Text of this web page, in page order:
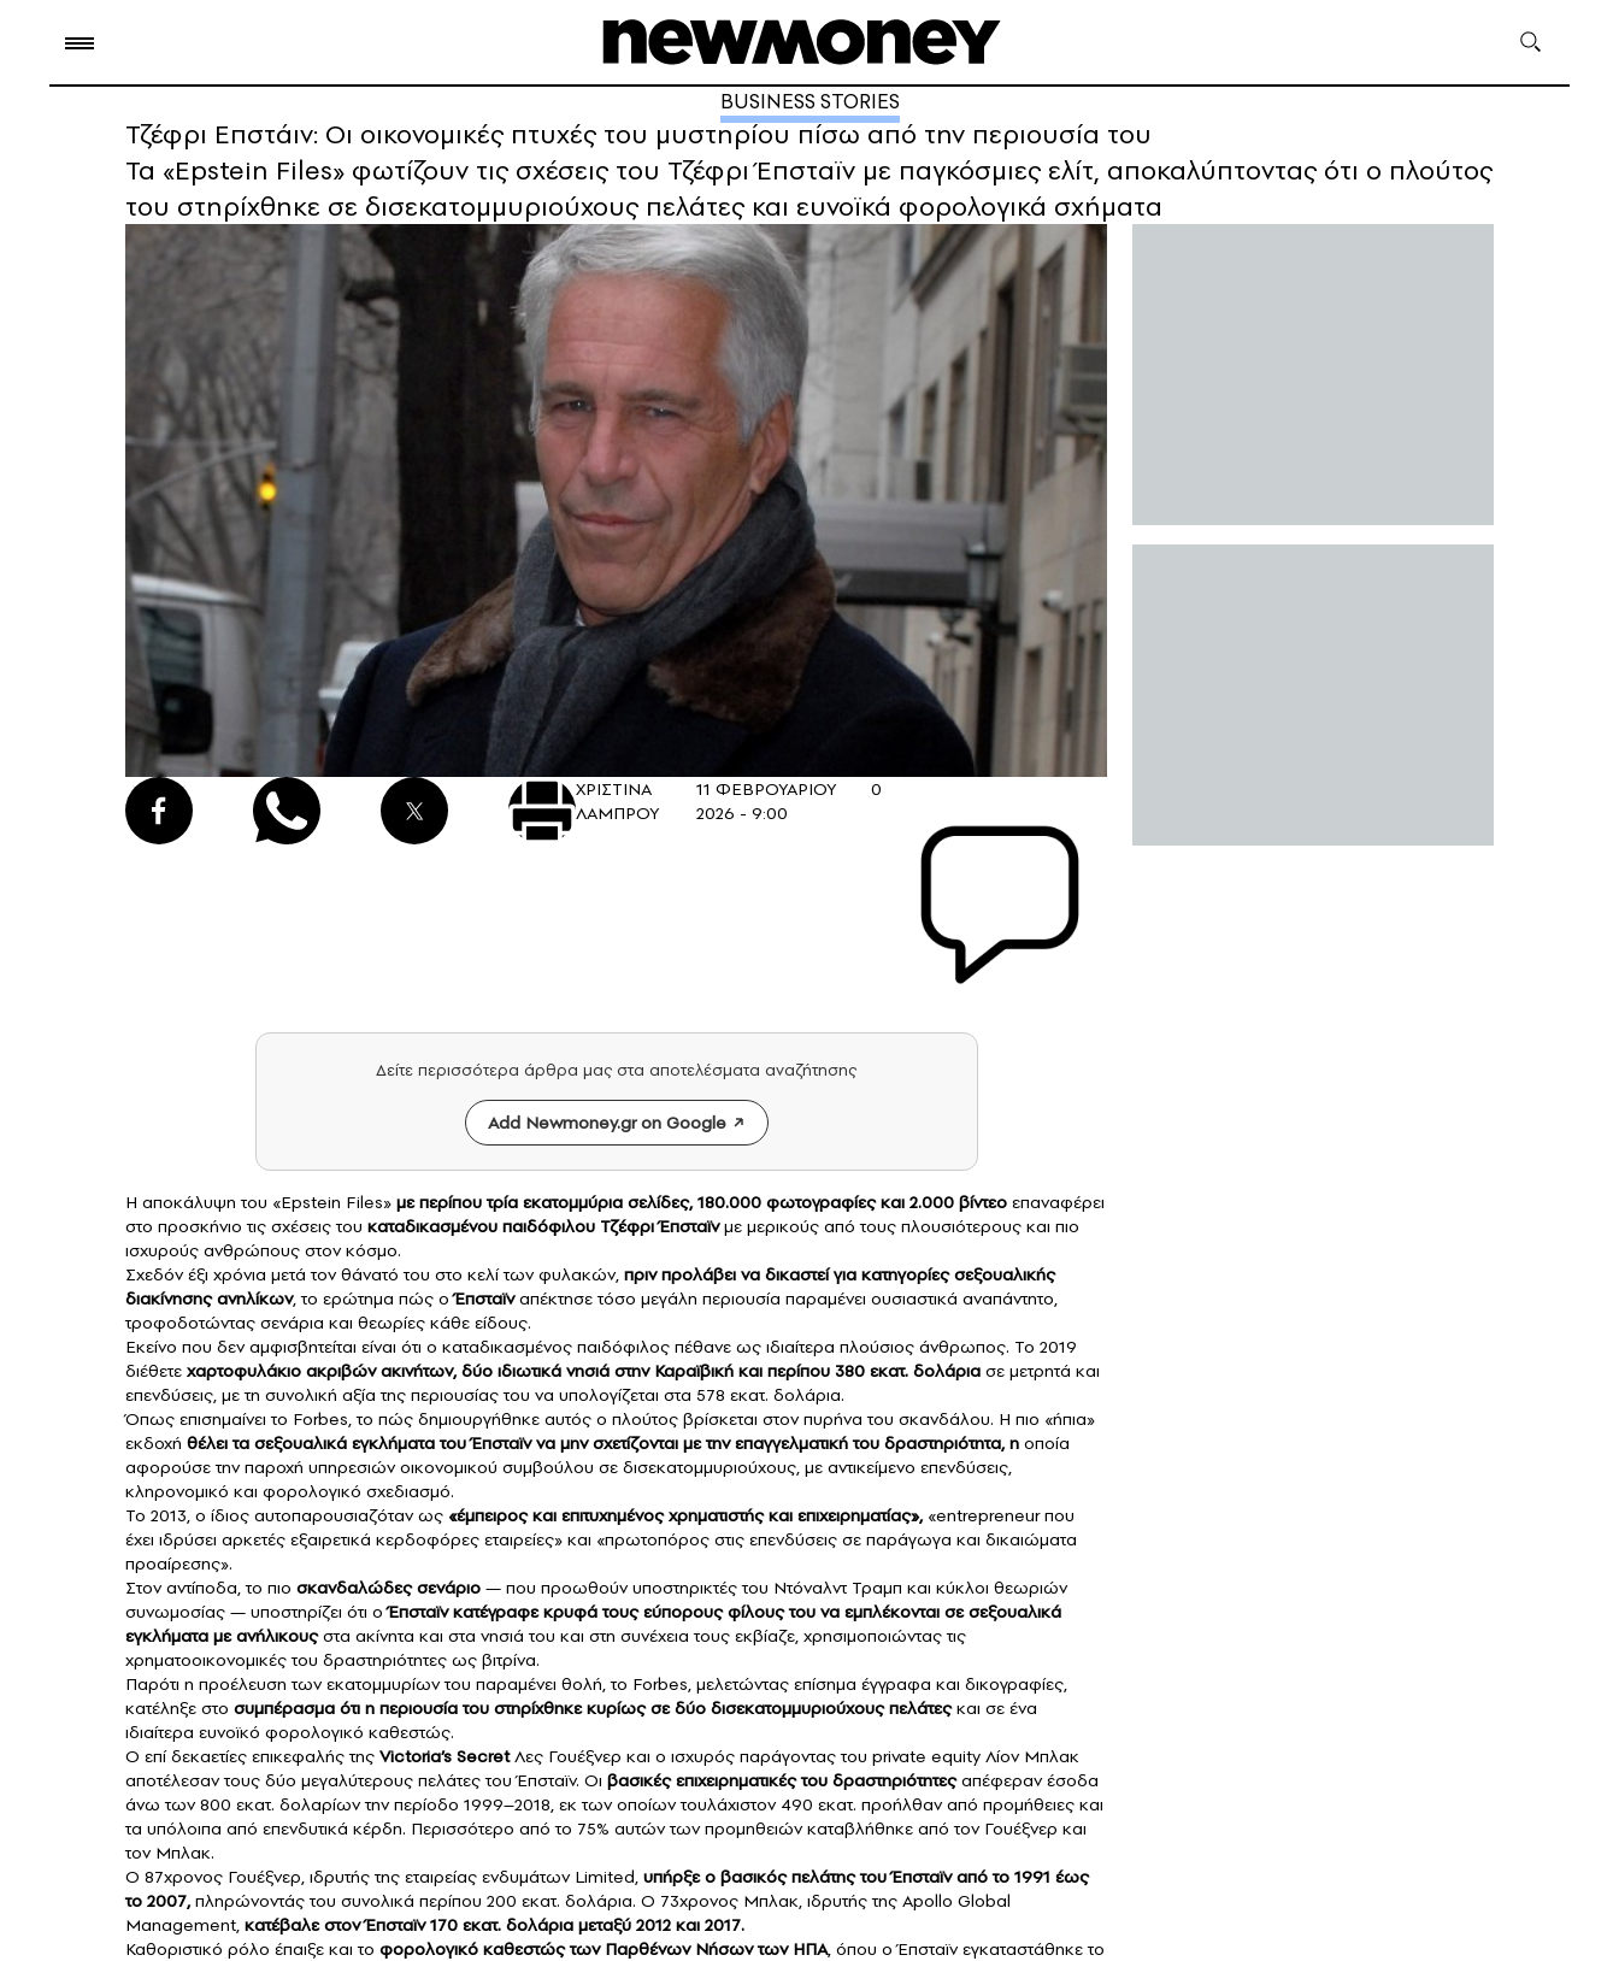
BUSINESS STORIES
Τζέφρι Επστάιν: Οι οικονομικές πτυχές του μυστηρίου πίσω από την περιουσία του
Τα «Epstein Files» φωτίζουν τις σχέσεις του Τζέφρι Έπσταϊν με παγκόσμιες ελίτ, αποκαλύπτοντας ότι ο πλούτος
του στηρίχθηκε σε δισεκατομμυριούχους πελάτες και ευνοϊκά φορολογικά σχήματα
ΧΡΙΣΤΙΝΑ
ΛΑΜΠΡΟΥ
11 ΦΕΒΡΟΥΑΡΙΟΥ
2026 - 9:00
0
Δείτε περισσότερα άρθρα μας στα αποτελέσματα αναζήτησης
Add Newmoney.gr on Google
Η αποκάλυψη του «Epstein Files» με περίπου τρία εκατομμύρια σελίδες, 180.000 φωτογραφίες και 2.000 βίντεο επαναφέρει
στο προσκήνιο τις σχέσεις του καταδικασμένου παιδόφιλου Τζέφρι Έπσταϊνμε μερικούς από τους πλουσιότερους και πιο
ισχυρούς ανθρώπους στον κόσμο.
Σχεδόν έξι χρόνια μετά τον θάνατό του στο κελί των φυλακών, πριν προλάβει να δικαστεί για κατηγορίες σεξουαλικής
διακίνησης ανηλίκων, το ερώτημα πώς οΈπσταϊναπέκτησε τόσο μεγάλη περιουσία παραμένει ουσιαστικά αναπάντητο,
τροφοδοτώντας σενάρια και θεωρίες κάθε είδους.
Εκείνο που δεν αμφισβητείται είναι ότι ο καταδικασμένος παιδόφιλος πέθανε ως ιδιαίτερα πλούσιος άνθρωπος. Το 2019
διέθετε χαρτοφυλάκιο ακριβών ακινήτων, δύο ιδιωτικά νησιά στην Καραϊβική και περίπου 380 εκατ. δολάρια σε μετρητά και
επενδύσεις, με τη συνολική αξία της περιουσίας του να υπολογίζεται στα 578 εκατ. δολάρια.
Όπως επισημαίνει το Forbes, το πώς δημιουργήθηκε αυτός ο πλούτος βρίσκεται στον πυρήνα του σκανδάλου. Η πιο «ήπια»
εκδοχή θέλει τα σεξουαλικά εγκλήματα του Έπσταϊν να μην σχετίζονται με την επαγγελματική του δραστηριότητα, η οποία
αφορούσε την παροχή υπηρεσιών οικονομικού συμβούλου σε δισεκατομμυριούχους, με αντικείμενο επενδύσεις,
κληρονομικό και φορολογικό σχεδιασμό.
Το 2013, ο ίδιος αυτοπαρουσιαζόταν ως «έμπειρος και επιτυχημένος χρηματιστής και επιχειρηματίας»,«entrepreneur που
έχει ιδρύσει αρκετές εξαιρετικά κερδοφόρες εταιρείες» και «πρωτοπόρος στις επενδύσεις σε παράγωγα και δικαιώματα
προαίρεσης».
Στον αντίποδα, το πιο σκανδαλώδες σενάριο — που προωθούν υποστηρικτές του Ντόναλντ Τραμπ και κύκλοι θεωριών
συνωμοσίας — υποστηρίζει ότι οΈπσταϊνκατέγραφε κρυφά τους εύπορους φίλους του να εμπλέκονται σε σεξουαλικά
εγκλήματα με ανήλικουςστα ακίνητα και στα νησιά του και στη συνέχεια τους εκβίαζε, χρησιμοποιώντας τις
χρηματοοικονομικές του δραστηριότητες ως βιτρίνα.
Παρότι η προέλευση των εκατομμυρίων του παραμένει θολή, το Forbes, μελετώντας επίσημα έγγραφα και δικογραφίες,
κατέληξε στο συμπέρασμα ότι η περιουσία του στηρίχθηκε κυρίως σε δύο δισεκατομμυριούχους πελάτεςκαι σε ένα
ιδιαίτερα ευνοϊκό φορολογικό καθεστώς.
Ο επί δεκαετίες επικεφαλής της Victoria’s SecretΛες Γουέξνερ και ο ισχυρός παράγοντας του private equity Λίον Μπλακ
αποτέλεσαν τους δύο μεγαλύτερους πελάτες του Έπσταϊν. Οι βασικές επιχειρηματικές του δραστηριότητεςαπέφεραν έσοδα
άνω των 800 εκατ. δολαρίων την περίοδο 1999–2018, εκ των οποίων τουλάχιστον 490 εκατ. προήλθαν από προμήθειες και
τα υπόλοιπα από επενδυτικά κέρδη. Περισσότερο από το 75% αυτών των προμηθειών καταβλήθηκε από τον Γουέξνερ και
τον Μπλακ.
Ο 87χρονος Γουέξνερ, ιδρυτής της εταιρείας ενδυμάτων Limited, υπήρξε ο βασικός πελάτης του Έπσταϊν από το 1991 έως
το 2007,πληρώνοντάς του συνολικά περίπου 200 εκατ. δολάρια. Ο 73χρονος Μπλακ, ιδρυτής της Apollo Global
Management, κατέβαλε στον Έπσταϊν 170 εκατ. δολάρια μεταξύ 2012 και 2017.
Καθοριστικό ρόλο έπαιξε και το φορολογικό καθεστώς των Παρθένων Νήσων των ΗΠΑ, όπου ο Έπσταϊν εγκαταστάθηκε το